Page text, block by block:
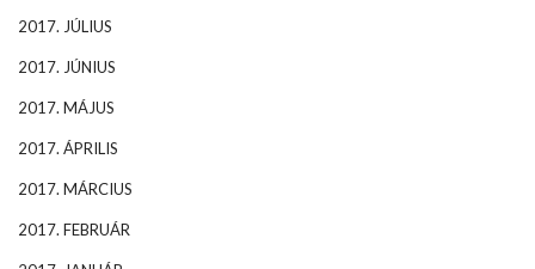
2017. JÚLIUS
2017. JÚNIUS
2017. MÁJUS
2017. ÁPRILIS
2017. MÁRCIUS
2017. FEBRUÁR